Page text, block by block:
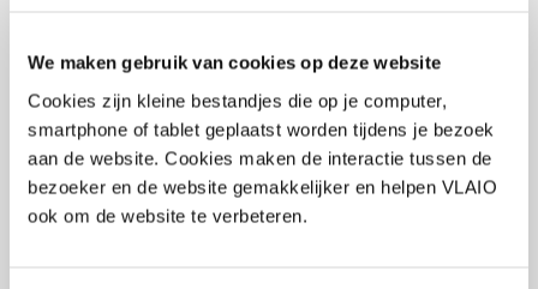
We maken gebruik van cookies op deze website
Cookies zijn kleine bestandjes die op je computer,
smartphone of tablet geplaatst worden tijdens je bezoek
aan de website. Cookies maken de interactie tussen de
bezoeker en de website gemakkelijker en helpen VLAIO
ook om de website te verbeteren.
kunnen aanpakken.
Exploratieworkshop generatieve AI in jouw bouwbedrijf:
verdelen de groep in kleinere groepen en passen de besproken
elementen toe op elk individueel bouwbedrijf. Concreet
doorlopen we hier de 5 stappen in strategie ontwikkeling aan
een versneld tempo. De bedoeling is dat de deelnemers
enerzijds een duidelijker beeld hebben van de generatieve AI
mogelijkheden relevant voor hun bedrijf maar anderzijds de